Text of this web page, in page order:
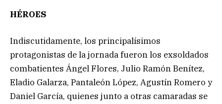
HÉROES
Indiscutidamente, los principalísimos
protagonistas de la jornada fueron los exsoldados
combatientes Ángel Flores, Julio Ramón Benítez,
Eladio Galarza, Pantaleón López, Agustín Romero y
Daniel García, quienes junto a otras camaradas se